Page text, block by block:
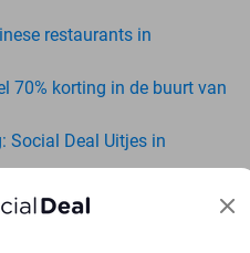
restaurants in
70% korting in de buurt van
Social Deal Uitjes in
met Social Deal in de buurt